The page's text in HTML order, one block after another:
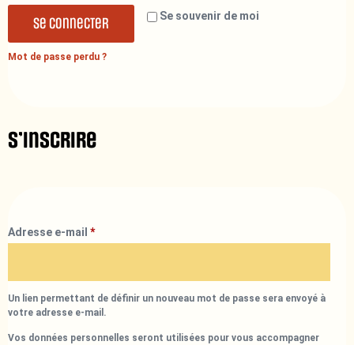
Se souvenir de moi
Se connecter
Mot de passe perdu ?
S’inscrire
Adresse e-mail *
Un lien permettant de définir un nouveau mot de passe sera envoyé à
votre adresse e-mail.
Vos données personnelles seront utilisées pour vous accompagner